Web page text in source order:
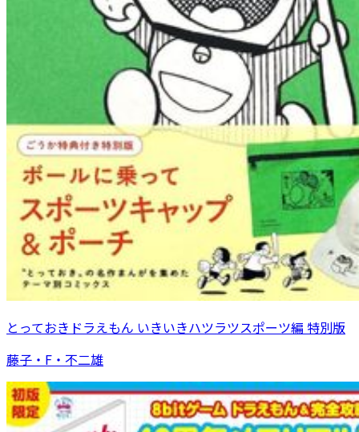
とっておきドラえもん いきいきハツラツスポーツ編 特別版
藤子・F・不二雄